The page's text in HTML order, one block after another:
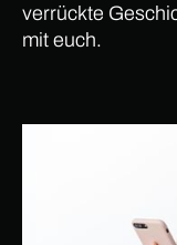
verrückte
mit euch.